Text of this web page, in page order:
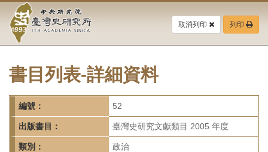
要
中
央
研
究
院-
臺
取消列印 列印
書目列表-詳細資料
編號： 52
出版書目： 臺灣史研究文獻類目 2005 年度
類別： 政治